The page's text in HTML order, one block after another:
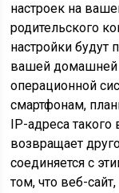
настроек на
родительского
настройки будут
вашей
операционной
смартфонам,
IP-адреса
возвращает
соединяется с
том, что веб-